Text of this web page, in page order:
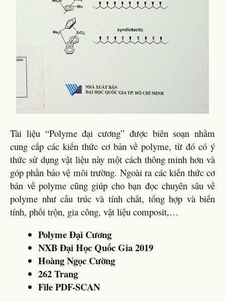
Tài liệu “Polyme đại cương” được biên soạn nhằm
cung cấp các kiến thức cơ bản về polyme, từ đó có ý
thức sử dụng vật liệu này một cách thông minh hơn và
góp phần bảo vệ môi trường. Ngoài ra các kiến thức cơ
bản về polyme cũng giúp cho bạn đọc chuyên sâu về
polyme như cấu trúc và tính chất, tổng hợp và biến
tính, phối trộn, gia công, vật liệu composit,…
Polyme Đại Cương
NXB Đại Học Quốc Gia 2019
Hoàng Ngọc Cường
262 Trang
File PDF-SCAN